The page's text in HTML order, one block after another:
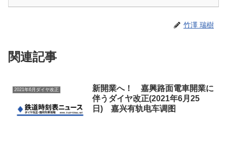
竹澤 瑞樹
関連記事
2021年6月ダイヤ改正
新開業へ！ 嘉興路面電車開業に
伴うダイヤ改正(2021年6月25
日) 嘉兴有轨电车调图